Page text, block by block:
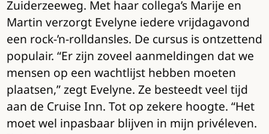
Zuiderzeeweg. Met haar collega’s Marije en
Martin verzorgt Evelyne iedere vrijdagavond
een rock-’n-rolldansles. De cursus is ontzettend
populair. “Er zijn zoveel aanmeldingen dat we
mensen op een wachtlijst hebben moeten
plaatsen,” zegt Evelyne. Ze besteedt veel tijd
aan de Cruise Inn. Tot op zekere hoogte. “Het
moet wel inpasbaar blijven in mijn privéleven.